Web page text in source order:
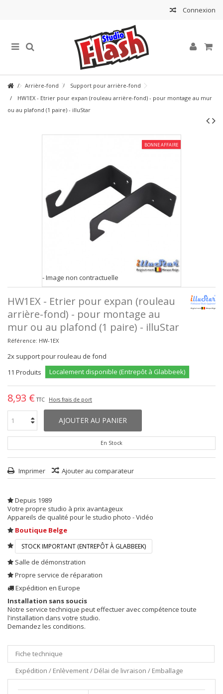
Connexion
Arrière-fond
Support pour arrière-fond
HW1EX - Etrier pour expan (rouleau arrière-fond) - pour montage au mur
ou au plafond (1 paire) - illuStar
BONNE AFFAIRE
- Image non contractuelle
HW1EX - Etrier pour expan (rouleau
arrière-fond) - pour montage au
mur ou au plafond (1 paire) - illuStar
Référence: HW-1EX
2x support pour rouleau de fond
11 Produits Localement disponible (Entrepôt à Glabbeek)
8,93 € TTC Hors frais de port
AJOUTER AU PANIER
En Stock
Imprimer Ajouter au comparateur
Depuis 1989
Votre propre studio à prix avantageux
Appareils de qualité pour le studio photo - Vidéo
Boutique Belge
STOCK IMPORTANT (ENTREPÔT À GLABBEEK)
Salle de démonstration
Propre service de réparation
Expédition en Europe
Installation sans soucis
Notre service technique peut effectuer avec compétence toute
l'installation dans votre studio.
Demandez les conditions.
Fiche technique
Expédition / Enlèvement / Délai de livraison / Emballage